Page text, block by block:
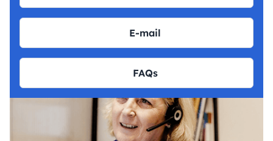
E-mail
FAQs